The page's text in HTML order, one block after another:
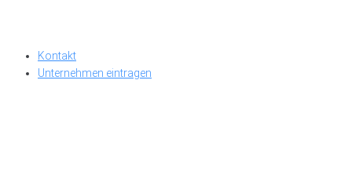
Kontakt
Unternehmen eintragen